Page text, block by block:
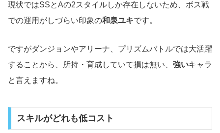
現状ではSSとAの2スタイルしか存在しないため、ボス戦
での運用がしづらい印象の和泉ユキです。
ですがダンジョンやアリーナ、プリズムバトルでは大活躍
することから、所持・育成していて損は無い、 強いキャラ
と言えますね。
スキルがどれも低コスト